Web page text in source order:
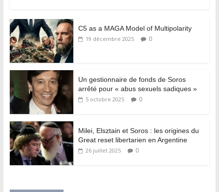
C5 as a MAGA Model of Multipolarity
19 décembre 2025 0
Un gestionnaire de fonds de Soros
arrêté pour « abus sexuels sadiques »
5 octobre 2025 0
Milei, Elsztain et Soros : les origines du
Great reset libertarien en Argentine
26 juillet 2025 0